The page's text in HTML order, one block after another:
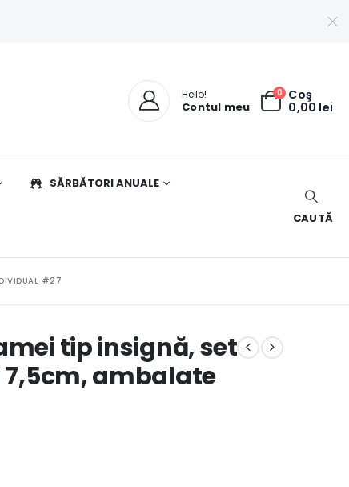
Hello!
Contul meu
0 Coş
0,00 lei
SĂRBĂTORI ANUALE
CAUTĂ
#27
tip insignă, set
ambalate